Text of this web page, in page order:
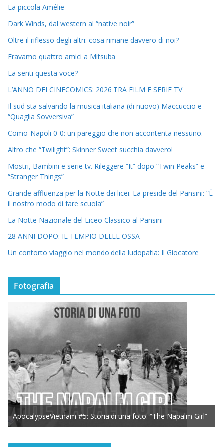
La piccola Amélie
Dark Winds, dal western al “native noir”
Oltre il riflesso degli altri: cosa rimane davvero di noi?
Eravamo quattro amici a Mitsuba
La senti questa voce?
L’ANNO DEI CINECOMICS: 2026 TRA FILM E SERIE TV
Il sud sta salvando la musica italiana (di nuovo) Maccuccio e
“Quaglia Sovversiva”
Como-Napoli 0-0: un pareggio che non accontenta nessuno.
Altro che “Twilight”: Skinner Sweet succhia davvero!
Mostri, Bambini e serie tv. Rileggere “It” dopo “Twin Peaks” e
“Stranger Things”
Grande affluenza per la Notte dei licei. La preside del Pansini: “È
il nostro modo di fare scuola”
La Notte Nazionale del Liceo Classico al Pansini
28 ANNI DOPO: IL TEMPIO DELLE OSSA
Un contorto viaggio nel mondo della ludopatia: Il Giocatore
Fotografia
ApocalypseVietnam #5: Storia di una foto: “The Napalm Girl”